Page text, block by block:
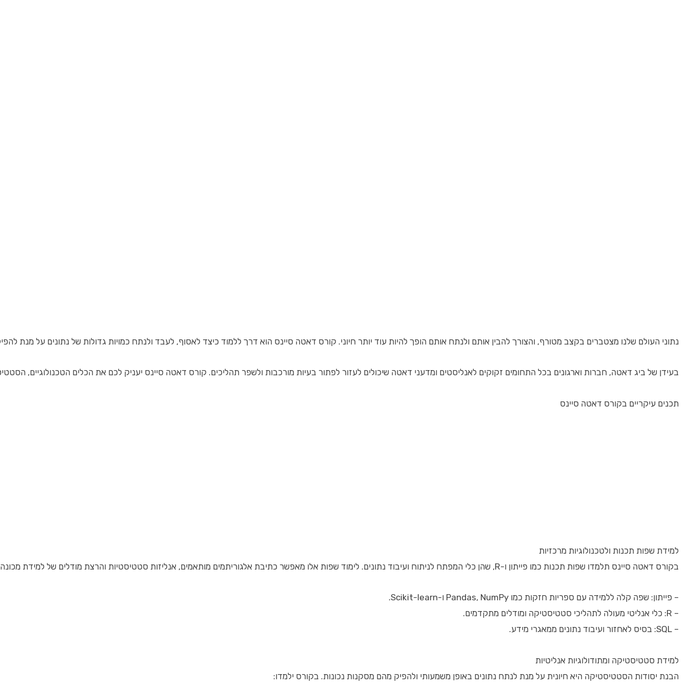
נתוני העולם שלנו מצטברים בקצב מטורף, והצורך להבין אותם ולנתח אותם הופך להיות עוד יותר חיוני. קורס דאטה סיינס הוא דרך ללמוד כיצד לאסוף, לעבד ולנתח כמויות גדולות של נתונים על מנת להפיק מהם תובנות משמעותיות. מקצוע
בעידן של ביג דאטה, חברות וארגונים בכל התחומים זקוקים לאנליסטים ומדעני דאטה שיכולים לעזור לפתור בעיות מורכבות ולשפר תהליכים. קורס דאטה סיינס יעניק לכם את הכלים הטכנולוגיים,
תכנים עיקריים בקורס דאטה סיינס
למידת שפות תכנות ולטכנולוגיות מרכזיות
בקורס דאטה סיינס תלמדו שפות תכנות כמו פייתון ו-R, שהן כלי המפתח לניתוח ועיבוד נתונים. לימוד שפות אלו מאפשר כתיבת אלגוריתמים מותאמים, אנליזות סטטיסטיות והרצת מודלים של למידת מכונה.
– פייתון: שפה קלה ללמידה עם ספריות חזקות כמו Pandas, NumPy ו-Scikit-learn.
– R: כלי אנליטי מעולה לתהליכי סטטיסטיקה ומודלים מתקדמים.
– SQL: בסיס לאחזור ועיבוד נתונים ממאגרי מידע.
למידת סטטיסטיקה ומתודולוגיות אנליטיות
הבנת יסודות הסטטיסטיקה היא חיונית על מנת לנתח נתונים באופן משמעותי ולהפיק מהם מסקנות נכונות. בקורס ילמדו: